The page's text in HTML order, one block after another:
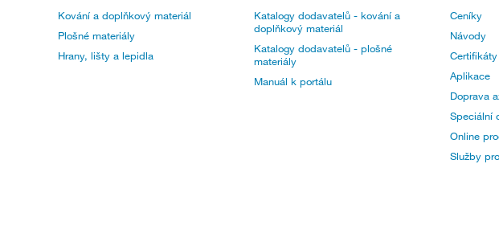
Kování a doplňkový materiál
Plošné materiály
Hrany, lišty a lepidla
Katalogy dodavatelů - kování a
doplňkový materiál
Katalogy dodavatelů - plošné
materiály
Manuál k portálu
Ceníky
Návody
Certifikáty
Aplikace
Doprava
Speciální
Online
Služby